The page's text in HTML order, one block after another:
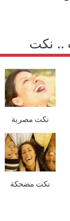
.. نكت
نكت مصرية
نكت مضحكة